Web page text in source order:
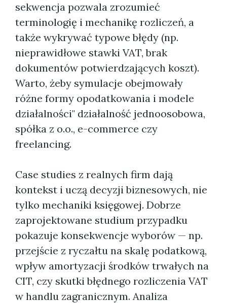
sekwencja pozwala zrozumieć
terminologię i mechanikę rozliczeń, a
także wykrywać typowe błędy (np.
nieprawidłowe stawki VAT, brak
dokumentów potwierdzających koszt).
Warto, żeby symulacje obejmowały
różne formy opodatkowania i modele
działalności" działalność jednoosobowa,
spółka z o.o., e-commerce czy
freelancing.
Case studies z realnych firm dają
kontekst i uczą decyzji biznesowych, nie
tylko mechaniki księgowej. Dobrze
zaprojektowane studium przypadku
pokazuje konsekwencje wyborów — np.
przejście z ryczałtu na skalę podatkową,
wpływ amortyzacji środków trwałych na
CIT, czy skutki błędnego rozliczenia VAT
w handlu zagranicznym. Analiza